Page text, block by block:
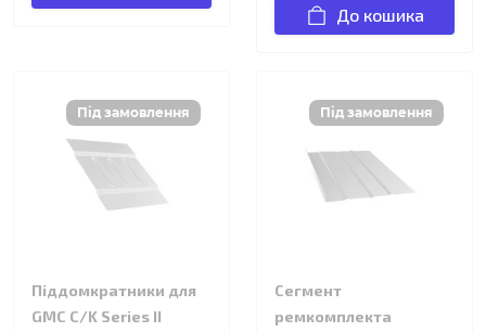
До кошика
Піддомкратники для
GMC C/K Series II
Сегмент
ремкомплекта